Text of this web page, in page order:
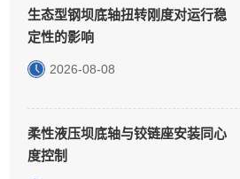
生态型钢坝底轴扭转刚度对运行稳
定性的影响
2026-08-08
柔性液压坝底轴与铰链座安装同心
度控制